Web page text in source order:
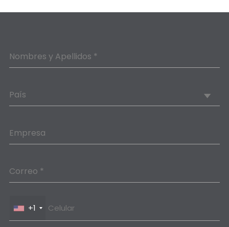
Nombres y Apellidos *
País
Empresa
Correo *
+1